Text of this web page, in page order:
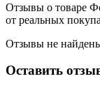
Отзывы о товаре
от реальных
Отзывы не
Оставить